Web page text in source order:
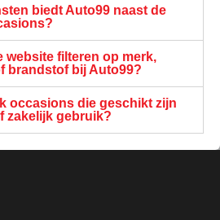
biedt Auto99 naast de
website filteren op merk,
brandstof bij Auto99?
occasions die geschikt zijn
zakelijk gebruik?